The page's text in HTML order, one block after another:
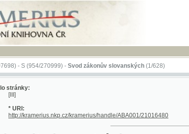
-S (954/270999)-Svod zákonův slovanských(1/628)
URI:
kramerius.nkp.cz/kramerius/handle/ABA001/21016480
obraz stránky